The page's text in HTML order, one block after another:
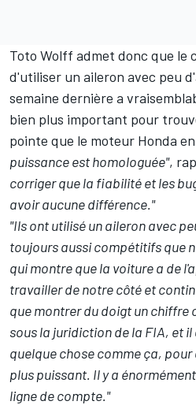
Toto Wolff admet donc que le
d'utiliser un aileron avec peu
semaine dernière a
bien plus important pour
pointe que le moteur Honda
puissance est homologuée",
corriger que la fiabilité et les
avoir aucune différence."
"Ils ont utilisé un aileron avec
toujours aussi compétitifs que
qui montre que la voiture a de
travailler de notre côté et
que montrer du doigt un chiffre
sous la juridiction de la FIA, et
quelque chose comme ça,
plus puissant. Il y a
ligne de compte."